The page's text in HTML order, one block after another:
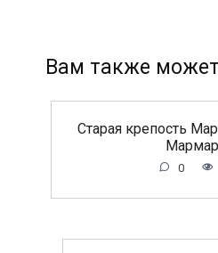
Вам также
Старая крепость
0